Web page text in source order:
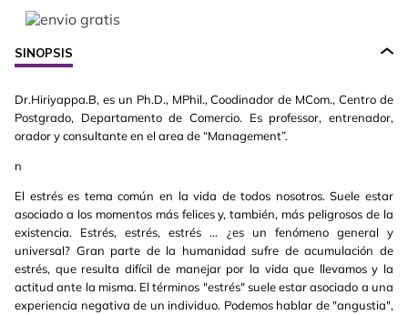
SINOPSIS
Dr.Hiriyappa.B, es un Ph.D., MPhil., Coodinador de MCom., Centro de
Postgrado, Departamento de Comercio. Es professor, entrenador,
orador y consultante en el area de “Management”.
n
El estrés es tema común en la vida de todos nosotros. Suele estar
asociado a los momentos más felices y, también, más peligrosos de la
existencia. Estrés, estrés, estrés ... ¿es un fenómeno general y
universal? Gran parte de la humanidad sufre de acumulación de
estrés, que resulta difícil de manejar por la vida que llevamos y la
actitud ante la misma. El términos "estrés" suele estar asociado a una
experiencia negativa de un individuo. Podemos hablar de "angustia",